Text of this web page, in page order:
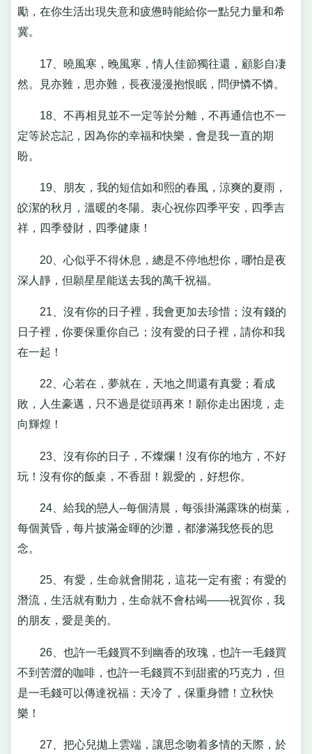
勵，在你生活出現失意和疲憊時能給你一點兒力量和希
冀。
17、曉風寒，晚風寒，情人佳節獨往還，顧影自凄
然。見亦難，思亦難，長夜漫漫抱恨眠，問伊憐不憐。
18、不再相見並不一定等於分離，不再通信也不一
定等於忘記，因為你的幸福和快樂，會是我一直的期
盼。
19、朋友，我的短信如和熙的春風，涼爽的夏雨，
皎潔的秋月，溫暖的冬陽。衷心祝你四季平安，四季吉
祥，四季發財，四季健康！
20、心似乎不得休息，總是不停地想你，哪怕是夜
深人靜，但願星星能送去我的萬千祝福。
21、沒有你的日子裡，我會更加去珍惜；沒有錢的
日子裡，你要保重你自己；沒有愛的日子裡，請你和我
在一起！
22、心若在，夢就在，天地之間還有真愛；看成
敗，人生豪邁，只不過是從頭再來！願你走出困境，走
向輝煌！
23、沒有你的日子，不燦爛！沒有你的地方，不好
玩！沒有你的飯桌，不香甜！親愛的，好想你。
24、給我的戀人--每個清晨，每張掛滿露珠的樹葉，
每個黃昏，每片披滿金暉的沙灘，都滲滿我悠長的思
念。
25、有愛，生命就會開花，這花一定有蜜；有愛的
潛流，生活就有動力，生命就不會枯竭——祝賀你，我
的朋友，愛是美的。
26、也許一毛錢買不到幽香的玫瑰，也許一毛錢買
不到苦澀的咖啡，也許一毛錢買不到甜蜜的巧克力，但
是一毛錢可以傳達祝福：天冷了，保重身體！立秋快
樂！
27、把心兒拋上雲端，讓思念吻着多情的天際，於